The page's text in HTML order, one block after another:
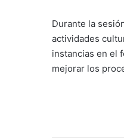
Durante la
actividades
instancias en el
mejorar los